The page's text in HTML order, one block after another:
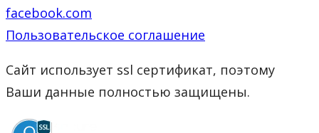
facebook.com
Пользовательское соглашение
Сайт использует ssl сертификат, поэтому
Ваши данные полностью защищены.